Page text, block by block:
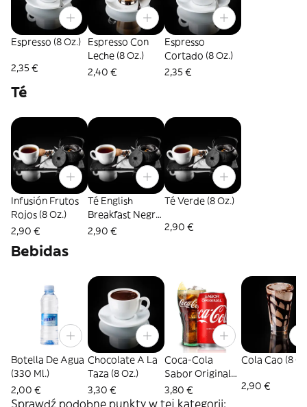
Espresso (8 Oz.)
2,35 €
Espresso Con
Leche (8 Oz.)
2,40 €
Espresso
Cortado (8 Oz.)
2,35 €
Té
Infusión Frutos
Rojos (8 Oz.)
2,90 €
Té English
Breakfast Negro
(8 Oz.)
2,90 €
Té Verde (8 Oz.)
2,90 €
Bebidas
Botella De Agua
(330 Ml.)
2,00 €
Chocolate A La
Taza (8 Oz.)
3,30 €
Coca-Cola
Sabor Original
Lata 330Ml.
3,80 €
Cola Cao (8
2,90 €
Sprawdź podobne punkty w tej kategorii: